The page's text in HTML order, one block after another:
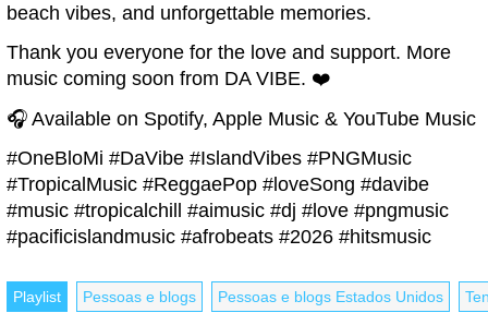
beach vibes, and unforgettable memories.
Thank you everyone for the love and support. More
music coming soon from DA VIBE. ❤️
🎧 Available on Spotify, Apple Music & YouTube Music
#OneBloMi #DaVibe #IslandVibes #PNGMusic
#TropicalMusic #ReggaePop #loveSong #davibe
#music #tropicalchill #aimusic #dj #love #pngmusic
#pacificislandmusic #afrobeats #2026 #hitsmusic
Playlist Pessoas e blogs Pessoas e blogs Estados Unidos